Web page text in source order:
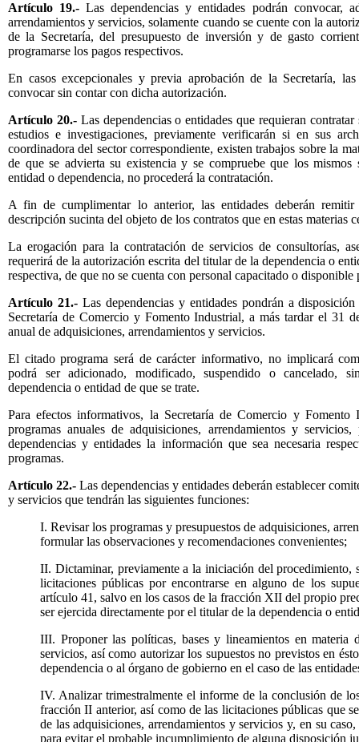
Artículo 19.- Las dependencias y entidades podrán convocar,
arrendamientos y servicios, solamente cuando se cuente con la
de la Secretaría, del presupuesto de inversión y de gasto
programarse los pagos respectivos.
En casos excepcionales y previa aprobación de la Secretaría,
convocar sin contar con dicha autorización.
Artículo 20.-Las dependencias o entidades que requieran contratar
estudios e investigaciones, previamente verificarán si en sus
coordinadora del sector correspondiente, existen trabajos sobre la
de que se advierta su existencia y se compruebe que los mismos
entidad o dependencia, no procederá la contratación.
A fin de cumplimentar lo anterior, las entidades deberán
descripción sucinta del objeto de los contratos que en estas materias
La erogación para la contratación de servicios de consultorías,
requerirá de la autorización escrita del titular de la dependencia o
respectiva, de que no se cuenta con personal capacitado o disponible
Artículo 21.- Las dependencias y entidades pondrán a
Secretaría de Comercio y Fomento Industrial, a más tardar el 31
anual de adquisiciones, arrendamientos y servicios.
El citado programa será de carácter informativo, no implicará
podrá ser adicionado, modificado, suspendido o cancelado,
dependencia o entidad de que se trate.
Para efectos informativos, la Secretaría de Comercio y
programas anuales de adquisiciones, arrendamientos y
dependencias y entidades la información que sea necesaria
programas.
Artículo 22.- Las dependencias y entidades deberán establecer
y servicios que tendrán las siguientes funciones:
I. Revisar los programas y presupuestos de adquisiciones,
formular las observaciones y recomendaciones convenientes;
II. Dictaminar, previamente a la iniciación del procedimiento,
licitaciones públicas por encontrarse en alguno de los
artículo 41, salvo en los casos de la fracción XII del propio
ser ejercida directamente por el titular de la dependencia o
III. Proponer las políticas, bases y lineamientos en materia
servicios, así como autorizar los supuestos no previstos en
dependencia o al órgano de gobierno en el caso de las
IV. Analizar trimestralmente el informe de la conclusión de
fracción II anterior, así como de las licitaciones públicas que
de las adquisiciones, arrendamientos y servicios y, en su
para evitar el probable incumplimiento de alguna disposición